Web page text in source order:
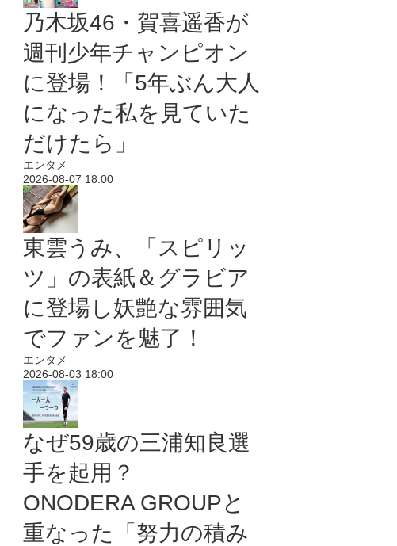
乃木坂46・賀喜遥香が
週刊少年チャンピオン
に登場！「5年ぶん大人
になった私を見ていた
だけたら」
エンタメ
2026-08-07 18:00
東雲うみ、「スピリッ
ツ」の表紙＆グラビア
に登場し妖艶な雰囲気
でファンを魅了！
エンタメ
2026-08-03 18:00
なぜ59歳の三浦知良選
手を起用？
ONODERA GROUPと
重なった「努力の積み